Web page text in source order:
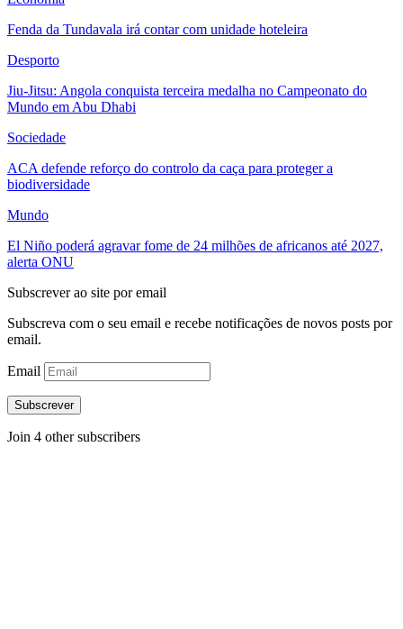
Fenda da Tundavala irá contar com unidade hoteleira
Desporto
Jiu-Jitsu: Angola conquista terceira medalha no Campeonato do
Mundo em Abu Dhabi
Sociedade
ACA defende reforço do controlo da caça para proteger a
biodiversidade
Mundo
El Niño poderá agravar fome de 24 milhões de africanos até 2027,
alerta ONU
Subscrever ao site por email
Subscreva com o seu email e recebe notificações de novos posts por
email.
Email
Subscrever
Join 4 other subscribers